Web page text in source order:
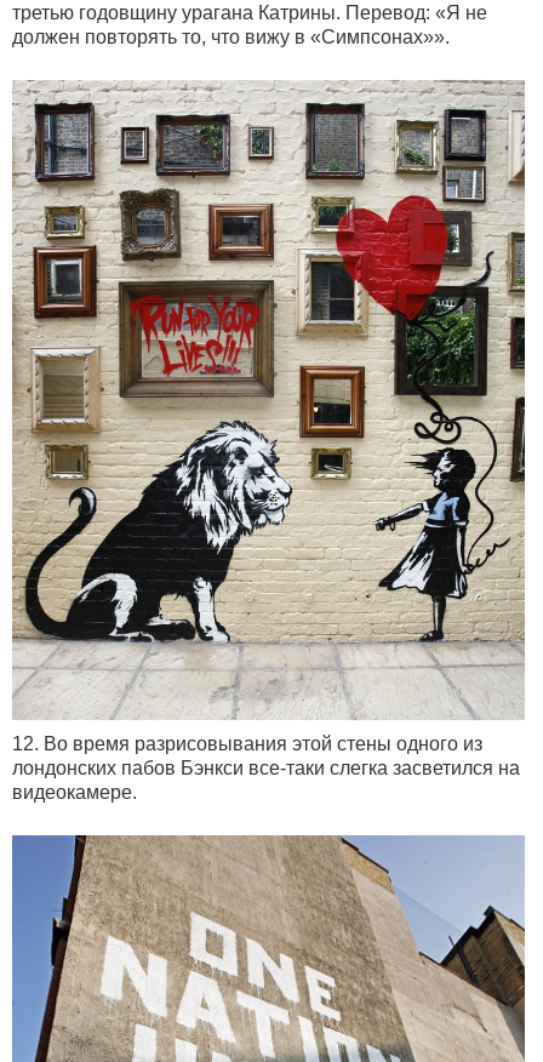
третью годовщину урагана Катрины. Перевод: «Я не
должен повторять то, что вижу в «Симпсонах»».
12. Во время разрисовывания этой стены одного из
лондонских пабов Бэнкси все-таки слегка засветился на
видеокамере.